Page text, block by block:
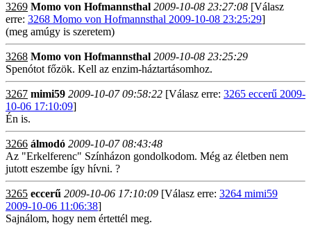
3269 Momo von Hofmannsthal 2009-10-08 23:27:08 [Válasz
erre: 3268 Momo von Hofmannsthal 2009-10-08 23:25:29]
(meg amúgy is szeretem)
3268 Momo von Hofmannsthal 2009-10-08 23:25:29
Spenótot főzök. Kell az enzim-háztartásomhoz.
3267 mimi59 2009-10-07 09:58:22 [Válasz erre: 3265 eccerű 2009-
10-06 17:10:09]
Én is.
3266 álmodó 2009-10-07 08:43:48
Az "Erkelferenc" Színházon gondolkodom. Még az életben nem
jutott eszembe így hívni. ?
3265 eccerű 2009-10-06 17:10:09 [Válasz erre: 3264 mimi59
2009-10-06 11:06:38]
Sajnálom, hogy nem értettél meg.